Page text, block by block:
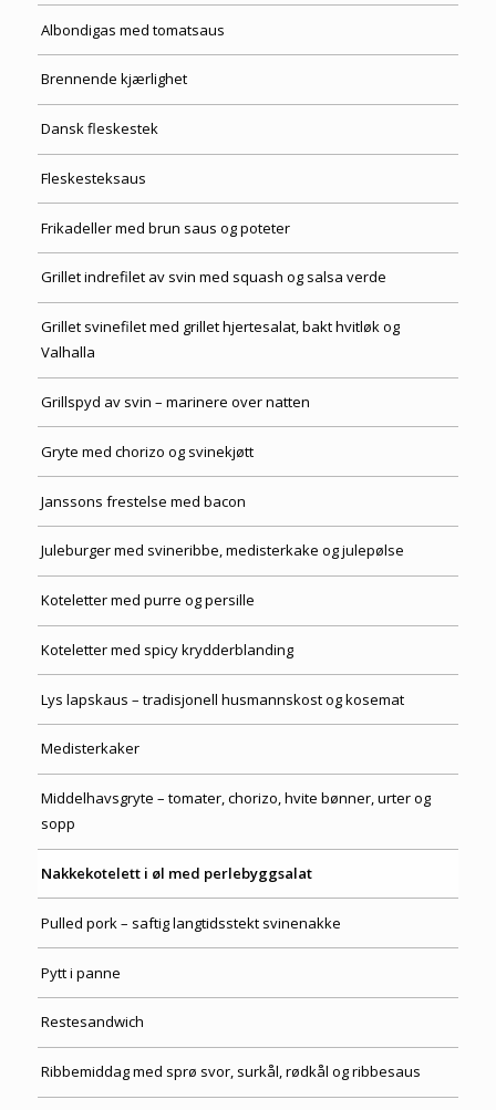
Albondigas med tomatsaus
Brennende kjærlighet
Dansk fleskestek
Fleskesteksaus
Frikadeller med brun saus og poteter
Grillet indrefilet av svin med squash og salsa verde
Grillet svinefilet med grillet hjertesalat, bakt hvitløk og
Valhalla
Grillspyd av svin – marinere over natten
Gryte med chorizo ​​og svinekjøtt
Janssons frestelse med bacon
Juleburger med svineribbe, medisterkake og julepølse
Koteletter med purre og persille
Koteletter med spicy krydderblanding
Lys lapskaus – tradisjonell husmannskost og kosemat
Medisterkaker
Middelhavsgryte – tomater, chorizo, hvite bønner, urter og
sopp
Nakkekotelett i øl med perlebyggsalat
Pulled pork – saftig langtidsstekt svinenakke
Pytt i panne
Restesandwich
Ribbemiddag med sprø svor, surkål, rødkål og ribbesaus